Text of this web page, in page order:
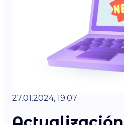
27.01.2024, 19:07